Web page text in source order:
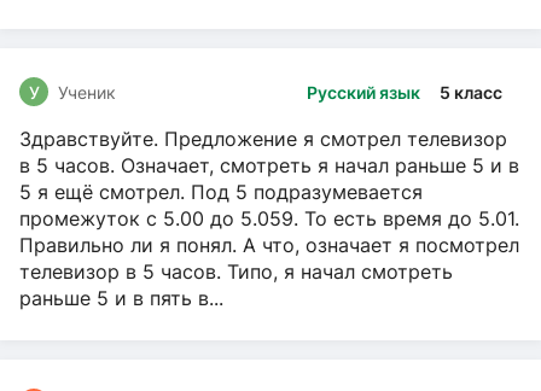
Русский язык 5 класс
У Ученик
Здравствуйте. Предложение я смотрел телевизор
в 5 часов. Означает, смотреть я начал раньше 5 и в
5 я ещё смотрел. Под 5 подразумевается
промежуток с 5.00 до 5.059. То есть время до 5.01.
Правильно ли я понял. А что, означает я посмотрел
телевизор в 5 часов. Типо, я начал смотреть
раньше 5 и в пять в...